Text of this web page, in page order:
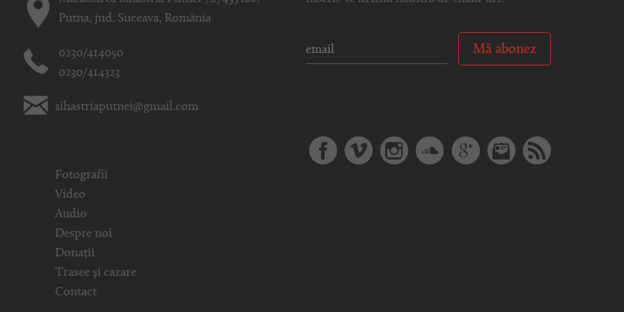
Putna, jud. Suceava, România
0230/414050
0230/414323
sihastriaputnei@gmail.com
Fotografii
Video
Audio
Despre noi
Donații
Trasee și cazare
Contact
Mă abonez